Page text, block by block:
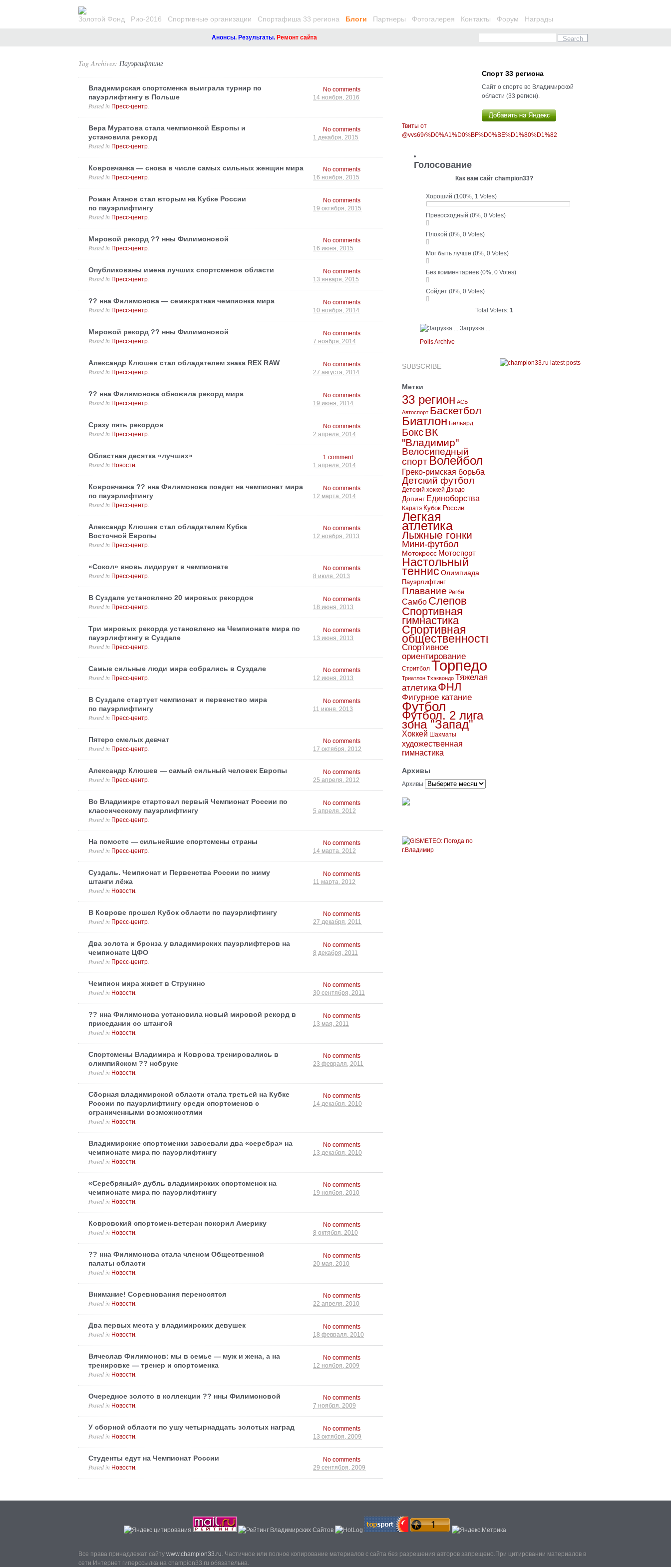
Золотой Фонд Рио-2016 Спортивные организации Спортафиша 33 региона Блоги Партнеры Фотогалерея Контакты Форум Награды
Анонсы. Результаты.Ремонт сайта
Tag Archives: Пауэрлифтинг
Владимирская спортсменка выиграла турнир по
пауэрлифтингу в Польше
14 ноября, 2016
Posted in Пресс-центр
No comments
Вера Муратова стала чемпионкой Европы и
установила рекорд
1 декабря, 2015
Posted in Пресс-центр
No comments
Ковровчанка — снова в числе самых сильных женщин мира
16 ноября, 2015
Posted in Пресс-центр
No comments
Роман Атанов стал вторым на Кубке России
по пауэрлифтингу
19 октября, 2015
Posted in Пресс-центр
No comments
Мировой рекорд ?? нны Филимоновой
16 июня, 2015
Posted in Пресс-центр
No comments
Опубликованы имена лучших спортсменов области
13 января, 2015
Posted in Пресс-центр
No comments
?? нна Филимонова — семикратная чемпионка мира
10 ноября, 2014
Posted in Пресс-центр
No comments
Мировой рекорд ?? нны Филимоновой
7 ноября, 2014
Posted in Пресс-центр
No comments
Александр Клюшев стал обладателем знака REX RAW
27 августа, 2014
Posted in Пресс-центр
No comments
?? нна Филимонова обновила рекорд мира
19 июня, 2014
Posted in Пресс-центр
No comments
Сразу пять рекордов
2 апреля, 2014
Posted in Пресс-центр
No comments
Областная десятка «лучших»
1 апреля, 2014
Posted in Новости
1 comment
Ковровчанка ?? нна Филимонова поедет на чемпионат мира
по пауэрлифтингу
12 марта, 2014
Posted in Пресс-центр
No comments
Александр Клюшев стал обладателем Кубка
Восточной Европы
12 ноября, 2013
Posted in Пресс-центр
No comments
«Сокол» вновь лидирует в чемпионате
8 июля, 2013
Posted in Пресс-центр
No comments
В Суздале установлено 20 мировых рекордов
18 июня, 2013
Posted in Пресс-центр
No comments
Три мировых рекорда установлено на Чемпионате мира по
пауэрлифтингу в Суздале
13 июня, 2013
Posted in Пресс-центр
No comments
Самые сильные люди мира собрались в Суздале
12 июня, 2013
Posted in Пресс-центр
No comments
В Суздале стартует чемпионат и первенство мира
по пауэрлифтингу
11 июня, 2013
Posted in Пресс-центр
No comments
Пятеро смелых девчат
17 октября, 2012
Posted in Пресс-центр
No comments
Александр Клюшев — самый сильный человек Европы
25 апреля, 2012
Posted in Пресс-центр
No comments
Во Владимире стартовал первый Чемпионат России по
классическому пауэрлифтингу
5 апреля, 2012
Posted in Пресс-центр
No comments
На помосте — сильнейшие спортсмены страны
14 марта, 2012
Posted in Пресс-центр
No comments
Суздаль. Чемпионат и Первенства России по жиму
штанги лёжа
11 марта, 2012
Posted in Новости
No comments
В Коврове прошел Кубок области по пауэрлифтингу
27 декабря, 2011
Posted in Пресс-центр
No comments
Два золота и бронза у владимирских пауэрлифтеров на
чемпионате ЦФО
8 декабря, 2011
Posted in Пресс-центр
No comments
Чемпион мира живет в Струнино
30 сентября, 2011
Posted in Новости
No comments
?? нна Филимонова установила новый мировой рекорд в
приседании со штангой
13 мая, 2011
Posted in Новости
No comments
Спортсмены Владимира и Коврова тренировались в
олимпийском ?? нсбруке
23 февраля, 2011
Posted in Новости
No comments
Сборная владимирской области стала третьей на Кубке
России по пауэрлифтингу среди спортсменов с
ограниченными возможностями
14 декабря, 2010
Posted in Новости
No comments
Владимирские спортсменки завоевали два «серебра» на
чемпионате мира по пауэрлифтингу
13 декабря, 2010
Posted in Новости
No comments
«Серебряный» дубль владимирских спортсменок на
чемпионате мира по пауэрлифтингу
19 ноября, 2010
Posted in Новости
No comments
Ковровский спортсмен-ветеран покорил Америку
8 октября, 2010
Posted in Новости
No comments
?? нна Филимонова стала членом Общественной
палаты области
20 мая, 2010
Posted in Новости
No comments
Внимание! Соревнования переносятся
22 апреля, 2010
Posted in Новости
No comments
Два первых места у владимирских девушек
18 февраля, 2010
Posted in Новости
No comments
Вячеслав Филимонов: мы в семье — муж и жена, а на
тренировке — тренер и спортсменка
12 ноября, 2009
Posted in Новости
No comments
Очередное золото в коллекции ?? нны Филимоновой
7 ноября, 2009
Posted in Новости
No comments
У сборной области по ушу четырнадцать золотых наград
13 октября, 2009
Posted in Новости
No comments
Студенты едут на Чемпионат России
29 сентября, 2009
Posted in Новости
No comments
Спорт 33 региона
Сайт о спорте во Владимирской
области (33 регион).
Твиты от
@vvs69/%D0%A1%D0%BF%D0%BE%D1%80%D1%82
Голосование
Как вам сайт champion33?
Хороший (100%, 1 Votes)
Превосходный (0%, 0 Votes)
Плохой (0%, 0 Votes)
Мог быть лучше (0%, 0 Votes)
Без комментариев (0%, 0 Votes)
Сойдет (0%, 0 Votes)
Total Voters: 1
Загрузка ...
Polls Archive
SUBSCRIBE
Метки
33 регион АСБ
Автоспорт Баскетбол
Биатлон Бильярд
БоксВК
"Владимир"
Велосипедный
спорт Волейбол
Греко-римская борьба
Детский футбол
Детский хоккей Дзюдо
Допинг Единоборства
Каратэ Кубок России
Легкая
атлетика
Лыжные гонки
Мини-футбол
Мотокросс Мотоспорт
Настольный
теннис Олимпиада
Пауэрлифтинг
Плавание Регби
Самбо Слепов
Спортивная
гимнастика
Спортивная
общественность
Спортивное
ориентирование
Стритбол Торпедо
Триатлон Тхэквондо Тяжелая
атлетика ФНЛ
Фигурное катание
Футбол
Футбол. 2 лига
зона "Запад"
Хоккей Шахматы
художественная
гимнастика
Архивы
Архивы
Все права принадлежат сайту www.champion33.ru. Частичное или полное копирование материалов с сайта без разрешения авторов запрещено.При цитировании материалов в
сети Интернет гиперссылка на champion33.ru обязательна.